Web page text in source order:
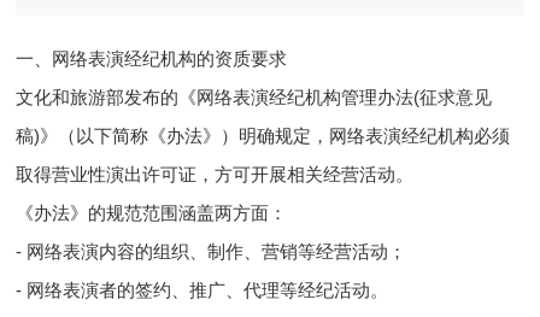
一、网络表演经纪机构的资质要求
文化和旅游部发布的《网络表演经纪机构管理办法(征求意见
稿)》（以下简称《办法》）明确规定，网络表演经纪机构必须
取得营业性演出许可证，方可开展相关经营活动。
《办法》的规范范围涵盖两方面：
- 网络表演内容的组织、制作、营销等经营活动；
- 网络表演者的签约、推广、代理等经纪活动。